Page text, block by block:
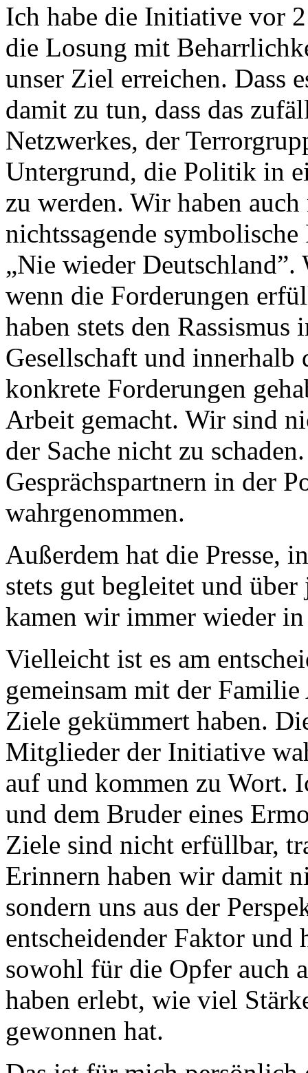
Ich habe die Initiative vor
die Losung mit
unser Ziel erreichen. Dass
damit zu tun, dass das
Netzwerkes, der
Untergrund, die Politik in
zu werden. Wir haben
nichtssagende
„Nie wieder
wenn die Forderungen
haben stets den
Gesellschaft und
konkrete Forderungen
Arbeit gemacht. Wir sind
der Sache nicht zu
Gesprächspartnern in der
wahrgenommen.
Außerdem hat die Presse,
stets gut begleitet und
kamen wir immer wieder
Vielleicht ist es am
gemeinsam mit der
Ziele gekümmert haben.
Mitglieder der Initiative
auf und kommen zu Wort.
und dem Bruder eines
Ziele sind nicht erfüllbar,
Erinnern haben wir damit
sondern uns aus der
entscheidender Faktor und
sowohl für die Opfer auch
haben erlebt, wie viel
gewonnen hat.